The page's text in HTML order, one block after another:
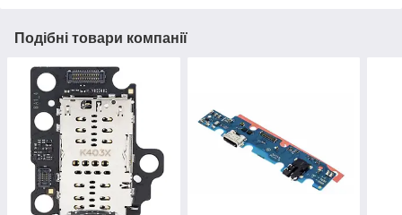
Подібні товари компанії